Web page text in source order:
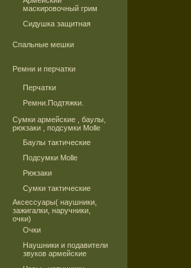
маскировочный грим
Сидушка защитная
Спальные мешки
Ремни и перчатки
Перчатки
Ремни.Подтяжки.
Сумки армейские , баулы,
рюкзаки , подсумки Molle
Баулы тактические
Подсумки Molle
Рюкзаки
Сумки тактические
Аксессуары( наушники,
зажигалки, наручники,
очки)
Очки
Наушники и подавители
звуков армейские